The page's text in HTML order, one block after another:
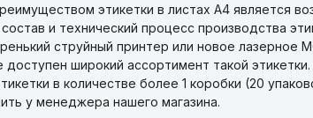
этикетки в листах А4 является
и технический процесс производства
струйный принтер или новое лазерное
широкий ассортимент такой
в количестве более 1 коробки (20
у менеджера нашего магазина.